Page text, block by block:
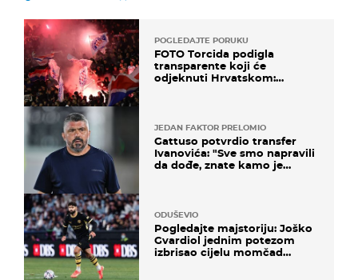
POGLEDAJTE PORUKU
FOTO Torcida podigla
transparente koji će
odjeknuti Hrvatskom:
JEDAN FAKTOR PRELOMIO
Gattuso potvrdio transfer
Ivanovića: "Sve smo napravili
da dođe, znate kamo je
ODUŠEVIO
Pogledajte majstoriju: Joško
Gvardiol jednim potezom
izbrisao cijelu momčad